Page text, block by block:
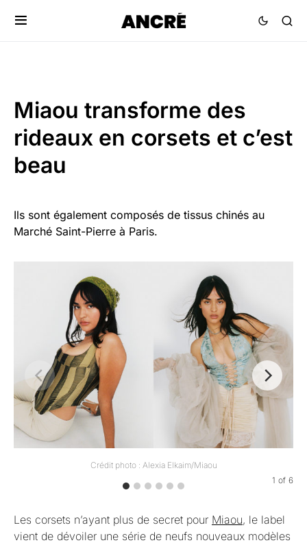
Miaou transforme des
rideaux en corsets et c’est
beau
Ils sont également composés de tissus chinés au
Marché Saint-Pierre à Paris.
Crédit photo : Alexia Elkaim/Miaou
1 of 6
Les corsets n’ayant plus de secret pour Miaou, le label
vient de dévoiler une série de neufs nouveaux modèles